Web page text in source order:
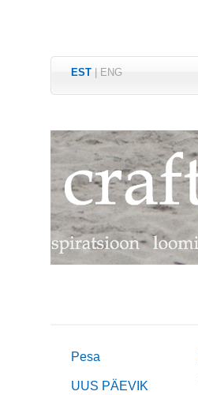
EST ENG
Pesa
UUS PÄEVIK